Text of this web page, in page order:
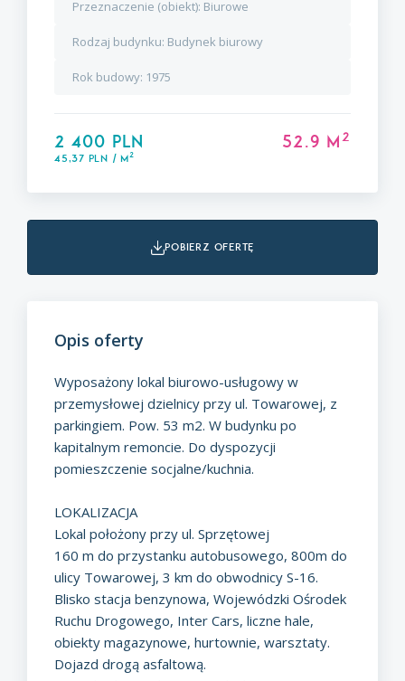
Przeznaczenie (obiekt): Biurowe
Rodzaj budynku: Budynek biurowy
Rok budowy: 1975
2 400 PLN
45,37 PLN / m2
52.9 m 2
pobierz ofertę
Opis oferty
Wyposażony lokal biurowo-usługowy w
przemysłowej dzielnicy przy ul. Towarowej, z
parkingiem. Pow. 53 m2. W budynku po
kapitalnym remoncie. Do dyspozycji
pomieszczenie socjalne/kuchnia.
LOKALIZACJA
Lokal położony przy ul. Sprzętowej
160 m do przystanku autobusowego, 800m do
ulicy Towarowej, 3 km do obwodnicy S-16.
Blisko stacja benzynowa, Wojewódzki Ośrodek
Ruchu Drogowego, Inter Cars, liczne hale,
obiekty magazynowe, hurtownie, warsztaty.
Dojazd drogą asfaltową.